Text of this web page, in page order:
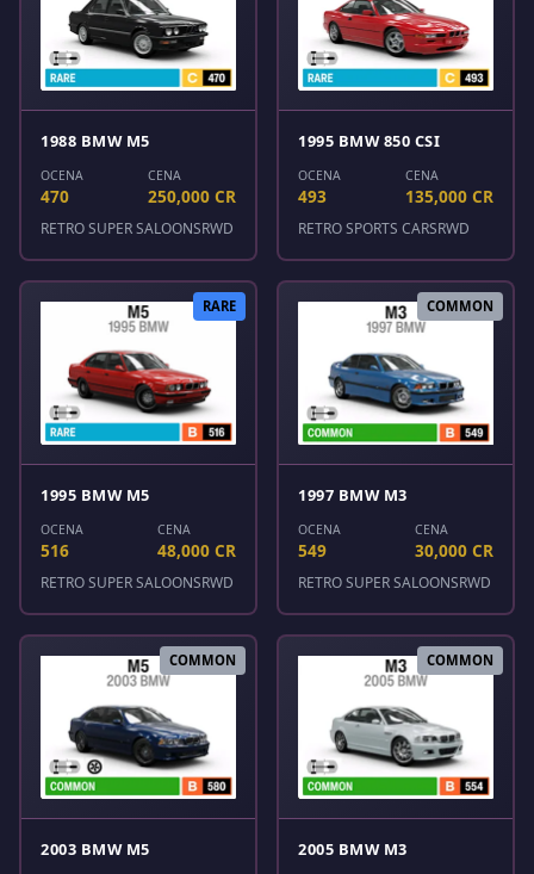
1988 BMW M5
OCENA
470
CENA
250,000 CR
RETRO SUPER SALOONSRWD
1995 BMW 850 CSI
OCENA
493
CENA
135,000 CR
RETRO SPORTS CARSRWD
RARE
1995 BMW M5
OCENA
516
CENA
48,000 CR
RETRO SUPER SALOONSRWD
COMMON
1997 BMW M3
OCENA
549
CENA
30,000 CR
RETRO SUPER SALOONSRWD
COMMON
2003 BMW M5
COMMON
2005 BMW M3